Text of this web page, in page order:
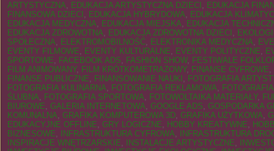
ARTYSTYCZNA, EDUKACJA ARTYSTYCZNA DZIECI , EDUKACJA
FINANSOWA DZIECI , EDUKACJA HYBRYDOWA, EDUKACJA
EDUKACJA MEDYCZNA, EDUKACJA MIEJSKA, EDUKACJA
EDUKACJA ZDROWOTNA, EDUKACJA ZDROWOTNA DZIECI ,
SPOŁECZNA, ELEKTROMOBILNOŚĆ, ELEKTRONIKA MEDYCZNA,
EVENTY FILMOWE, EVENTY KULTURALNE, EVENTY POLITYCZNE,
SPORTOWE, FACEBOOK ADS, FASHION SHOW, FESTIWALE
FILM ANIMOWANY, FILM KRÓTKOMETRAŻOWY, FINANSE CYFROWE,
FINANSE PUBLICZNE, FINANSOWANIE NAUKI , FOTOGRAFIA
FOTOGRAFIA KULINARNA, FOTOGRAFIA REKLAMOWA,
ŚLUBNA, FOTOGRAFIA SPORTOWA, FOTOWOLTAIKA MATERIAŁY,
BIUROWE, GALERIA INTERNETOWA, GOOGLE ADS, GOSPODARKA
KOMUNALNA, GRAFIKA KOMPUTEROWA 3D, GRAFIKA UŻYTKOWA,
EDUKACYJNE OFFLINE, GRY LOGICZNE, HOBBY KREATYWNE,
BIZNESOWE, INFRASTRUKTURA CYFROWA,
INFRASTRUKTURA
INSPIRACJE WNĘTRZARSKIE, INSTALACJE ARTYSTYCZNE,